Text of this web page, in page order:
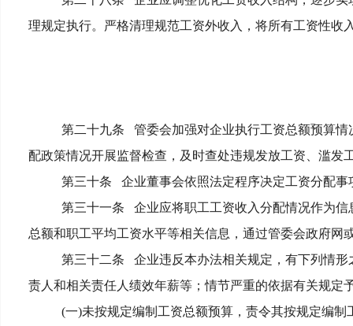
理规定执行。严格清理规范工资外收入，将所有工资性
第二十九条 管委会加强对企业执行工资总额预算
配政策情况开展监督检查，及时查处违规发放工资、滥发
第三十条 企业董事会依照法定程序决定工资分配
第三十一条
企业应将职工工资收入分配情况作为
总额和职工平均工资水平等相关信息，通过管委会政府网
第三十二条 企业违反本办法相关规定，有下列情
责人和相关责任人绩效年薪等；情节严重的依据有关规定
(一)未按规定编制工资总额预算，责令其按规定编